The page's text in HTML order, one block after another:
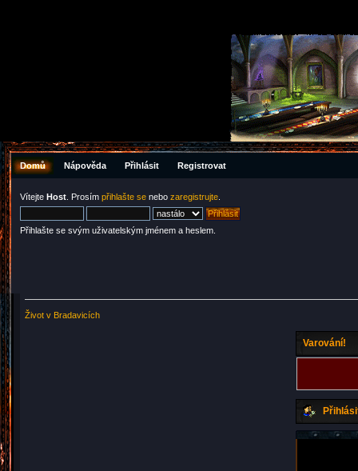
Domů Nápověda Přihlásit Registrovat
Vítejte Host . Prosím přihlašte se nebo zaregistrujte
Přihlašte se svým uživatelským jménem a heslem.
Život v Bradavicích
Varování!